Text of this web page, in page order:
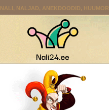
NALI, NALJAD, ANEKDOODID, HUUMOR